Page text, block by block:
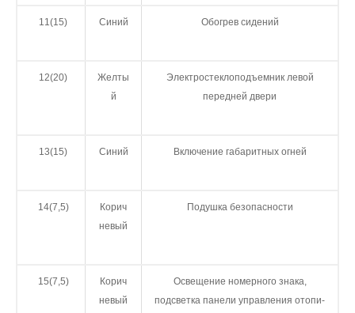
11(15) Синий Обогрев сидений
12(20)
Желты
й
Электростеклоподъемник левой
передней двери
13(15) Синий Включение габаритных огней
14(7,5)
Корич
невый
Подушка безопасности
15(7,5)
Корич
невый
Освещение номерного знака,
подсветка панели управления отопи­